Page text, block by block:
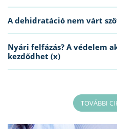
A dehidratáció nem várt
Nyári felfázás? A védelem
kezdődhet (x)
TOVÁBBI